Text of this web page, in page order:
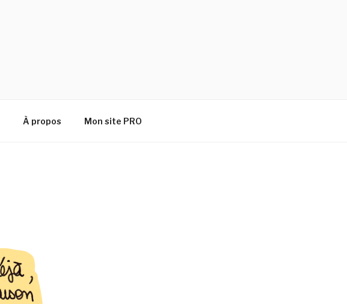
À propos Mon site PRO